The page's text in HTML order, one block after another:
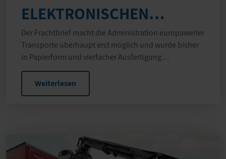
ELEKTRONISCHEN
FRACHTBRIEF EIN
Der Frachtbrief macht die Administration europaweiter
Transporte überhaupt erst möglich und wurde bisher
in Papierform und vierfacher Ausfertigung…
Weiterlesen